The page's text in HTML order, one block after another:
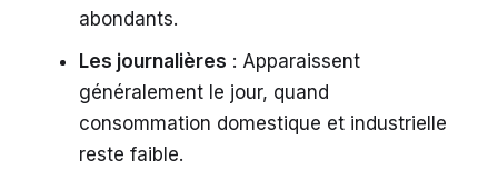
abondants.
Les journalières : Apparaissent
généralement le jour, quand
consommation domestique et industrielle
reste faible.